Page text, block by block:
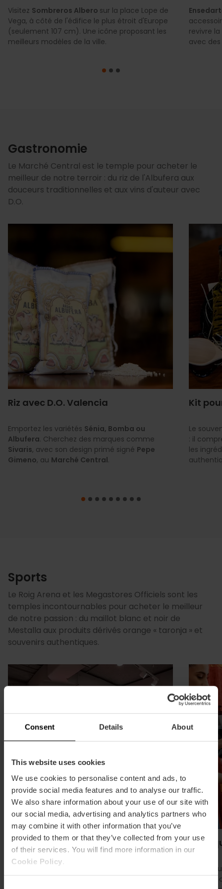
Consent Details About
This website uses cookies
We use cookies to personalise content and ads, to
provide social media features and to analyse our traffic.
We also share information about your use of our site with
our social media, advertising and analytics partners who
may combine it with other information that you’ve
provided to them or that they’ve collected from your use
of their services. You will find more information in our
Cookie Policy
Visitez Sombreros Albero sur la place Lope de
Vega, à côté de l'édifice le plus étroit d'Europe
(seulement 107 cm). Une icône proposant les
meilleurs modèles de la ville.
revivre
avec
Gastronomie
Le Marché Central est le temple pour acheter le
meilleur de notre terroir : du riz de l'Albufera aux
douceurs traditionnelles et aux vins d'auteur avec
D.O.
Riz avec D.O. Valencia
Emportez les variétés Sénia, Bomba ou
Albufera. Cherchez des marques comme
Sivaris, avec son design primé signé Pepe
Gimeno, au Marché Central.
Kit
Le
: il
les
Sports
Le Roig Arena et les Megastores Officiels sont les
temples incontournables pour acheter le meilleur
de notre passion : du maillot blanc et noir de
Mestalla aux produits dérivés orange « taronja » et
souvenirs authentiques.
Boutique du Valencia Basket
Repartez avec la tenue officielle, les
Vous